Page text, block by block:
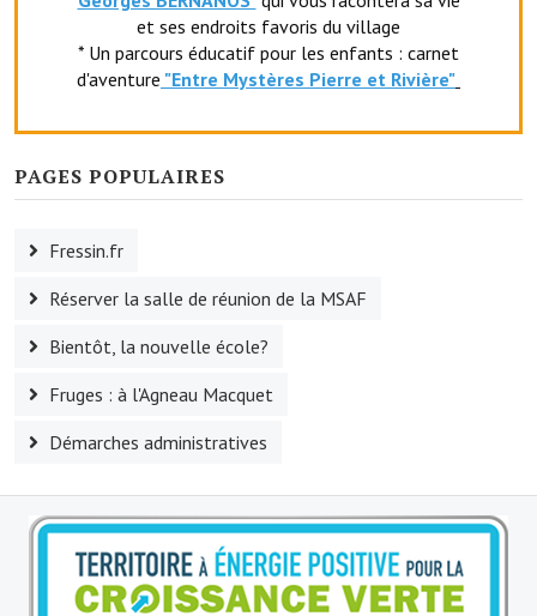
Exploitants agricoles
Réserver une salle
Salle Georges Delépine
Maison des services et des associations fressinoises
VILLE ACTIVE
Village culturel
La société musicale de l'Avenir Fressinois
La troupe théâtrale de l'Avenir Fressinois
Les Amis du Patrimoine
L'association du château
et ses endroits favoris du village
* Un parcours éducatif pour les enfants : carnet
d'aventure "Entre Mystères Pierre et Rivière"
PAGES POPULAIRES
Fressin.fr
Réserver la salle de réunion de la MSAF
Bientôt, la nouvelle école?
Fruges : à l'Agneau Macquet
Démarches administratives